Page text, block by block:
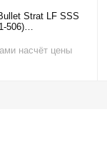
Strat LF SSS
506)
насчёт цены